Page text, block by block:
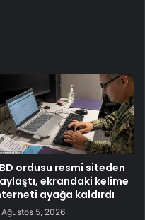
ordusu resmi siteden
ekrandaki kelime
ayağa kaldırdı
Ağustos 5, 2026